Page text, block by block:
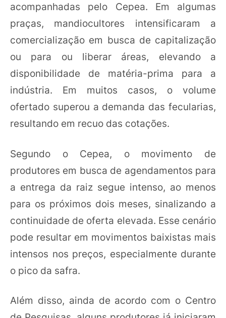
acompanhadas pelo Cepea. Em algumas
praças, mandiocultores intensificaram a
comercialização em busca de capitalização
ou para ou liberar áreas, elevando a
disponibilidade de matéria-prima para a
indústria. Em muitos casos, o volume
ofertado superou a demanda das fecularias,
resultando em recuo das cotações.
Segundo o Cepea, o movimento de
produtores em busca de agendamentos para
a entrega da raiz segue intenso, ao menos
para os próximos dois meses, sinalizando a
continuidade de oferta elevada. Esse cenário
pode resultar em movimentos baixistas mais
intensos nos preços, especialmente durante
o pico da safra.
Além disso, ainda de acordo com o Centro